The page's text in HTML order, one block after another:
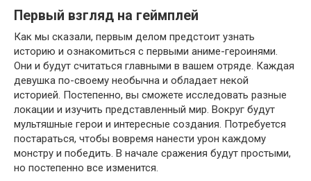
Первый взгляд на геймплей
Как мы сказали, первым делом предстоит узнать
историю и ознакомиться с первыми аниме-героинями.
Они и будут считаться главными в вашем отряде. Каждая
девушка по-своему необычна и обладает некой
историей. Постепенно, вы сможете исследовать разные
локации и изучить представленный мир. Вокруг будут
мультяшные герои и интересные создания. Потребуется
постараться, чтобы вовремя нанести урон каждому
монстру и победить. В начале сражения будут простыми,
но постепенно все изменится.